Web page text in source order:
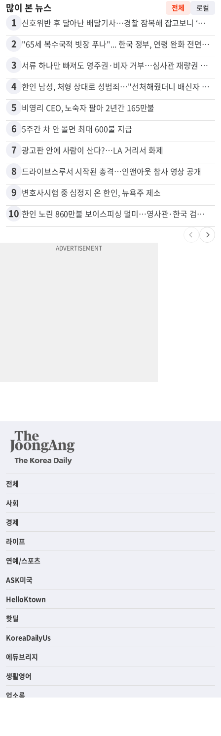
많이 본 뉴스 전체 로컬
1 신호위반 후 달아난 배달기사…경찰 잠복해 잡고보니 ‘반전’
2 "65세 복수국적 빗장 푸나"... 한국 정부, 연령 완화 전면 추진
3 서류 하나만 빠져도 영주권·비자 거부…심사관 재량권 대폭 확대
4 한인 남성, 처형 상대로 성범죄…"선처해줬더니 배신자 취급"
5 비영리 CEO, 노숙자 팔아 2년간 165만불
6 5주간 차 안 몰면 최대 600불 지급
7 광고판 안에 사람이 산다?…LA 거리서 화제
8 드라이브스루서 시작된 총격…인앤아웃 참사 영상 공개
9 변호사시험 중 심정지 온 한인, 뉴욕주 제소
10 한인 노린 860만불 보이스피싱 덜미…영사관·한국 검찰 사칭
전체
사회
경제
라이프
연예/스포츠
ASK미국
HelloKtown
핫딜
KoreaDailyUs
에듀브리지
생활영어
업소록